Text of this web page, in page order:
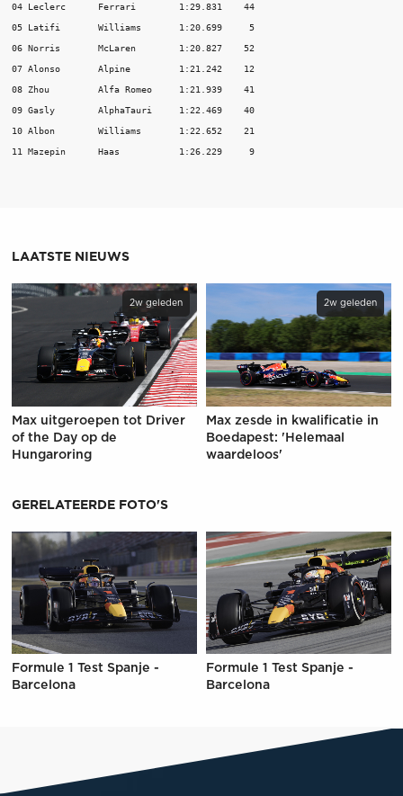
04 Leclerc      Ferrari        1:29.831    44
05 Latifi       Williams       1:20.699     5
06 Norris       McLaren        1:20.827    52
07 Alonso       Alpine         1:21.242    12
08 Zhou         Alfa Romeo     1:21.939    41
09 Gasly        AlphaTauri     1:22.469    40
10 Albon        Williams       1:22.652    21
11 Mazepin      Haas           1:26.229     9
LAATSTE NIEUWS
2w geleden
Max uitgeroepen tot Driver
of the Day op de
Hungaroring
2w geleden
Max zesde in kwalificatie in
Boedapest: 'Helemaal
waardeloos'
GERELATEERDE FOTO'S
Formule 1 Test Spanje -
Barcelona
Formule 1 Test Spanje -
Barcelona